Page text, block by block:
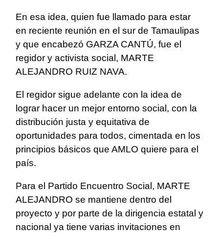
En esa idea, quien fue llamado para estar
en reciente reunión en el sur de Tamaulipas
y que encabezó GARZA CANTÚ, fue el
regidor y activista social, MARTE
ALEJANDRO RUIZ NAVA.
El regidor sigue adelante con la idea de
lograr hacer un mejor entorno social, con la
distribución justa y equitativa de
oportunidades para todos, cimentada en los
principios básicos que AMLO quiere para el
país.
Para el Partido Encuentro Social, MARTE
ALEJANDRO se mantiene dentro del
proyecto y por parte de la dirigencia estatal y
nacional ya tiene varias invitaciones en